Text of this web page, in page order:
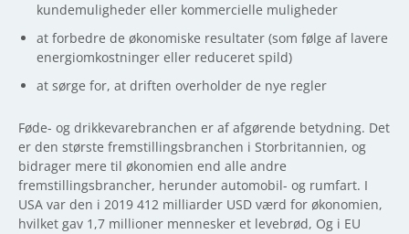
kundemuligheder eller kommercielle muligheder
at forbedre de økonomiske resultater (som følge af lavere
energiomkostninger eller reduceret spild)
at sørge for, at driften overholder de nye regler
Føde- og drikkevarebranchen er af afgørende betydning. Det
er den største fremstillingsbranchen i Storbritannien, og
bidrager mere til økonomien end alle andre
fremstillingsbrancher, herunder automobil- og rumfart. I
USA var den i 2019 412 milliarder USD værd for økonomien,
hvilket gav 1,7 millioner mennesker et levebrød, Og i EU